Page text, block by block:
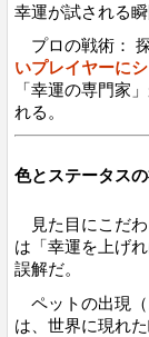
幸運が試される瞬
プロの戦術：
いプレイヤーにシ
「幸運の専門家
れる。
色とステータス
見た目にこだ
は「幸運を上げ
誤解だ。
ペットの出現
は、世界に現れ